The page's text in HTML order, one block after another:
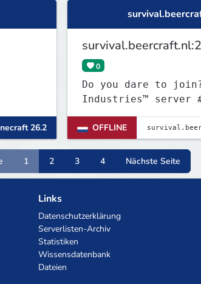
26.2
0
Do you dare to join?
Industries™ server
OFFLINE
1 2 3 4 Nächste Seite
Links
Datenschutzerklärung
Serverlisten-Archiv
Statistiken
Wissensdatenbank
Dateien